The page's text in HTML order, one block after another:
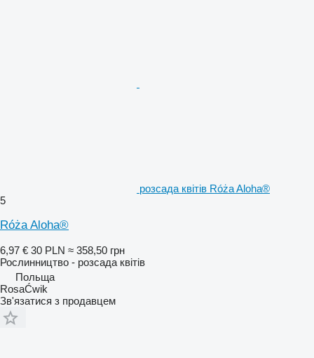
розсада квітів Róża Aloha®
5
Róża Aloha®
6,97 € 30 PLN ≈ 358,50 грн
Рослинництво - розсада квітів
Польща
RosaĆwik
Зв'язатися з продавцем